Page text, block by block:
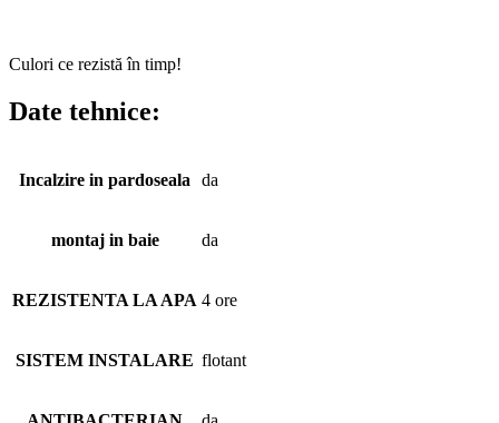
Culori ce rezistă în timp!
Date tehnice:
Incalzire in pardoseala da
montaj in baie da
REZISTENTA LA APA 4 ore
SISTEM INSTALARE flotant